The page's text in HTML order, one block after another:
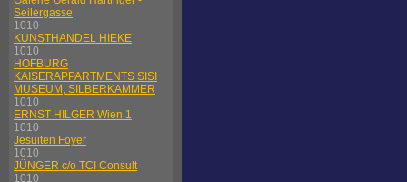
Seilergasse
1010
KUNSTHANDEL HIEKE
1010
HOFBURG
KAISERAPPARTMENTS SISI
MUSEUM, SILBERKAMMER
1010
ERNST HILGER Wien 1
1010
Jesuiten Foyer
1010
JÜNGER c/o TCI Consult
1010